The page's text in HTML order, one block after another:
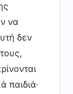
να
δεν
παιδιά·